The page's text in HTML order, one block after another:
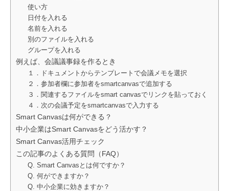
使い方
日付を入れる
名前を入れる
別のファイルを入れる
グループを入れる
例えば、会議議事録を作るとき
１．ドキュメントからテンプレートで会議メモを選択
２．参加者欄に参加者をsmartcanvasで追加する
３．関連するファイルをsmart canvasでリンクを貼っておく
４．次の会議予定をsmartcanvasで入力する
Smart Canvasは何ができる？
中小企業はSmart Canvasをどう活かす？
Smart Canvas活用チェック
この記事のよくある質問（FAQ）
Q. Smart Canvasとは何ですか？
Q. 何ができますか？
Q. 中小企業に効きますか？